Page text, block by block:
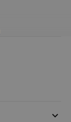
keyboard_arrow_down